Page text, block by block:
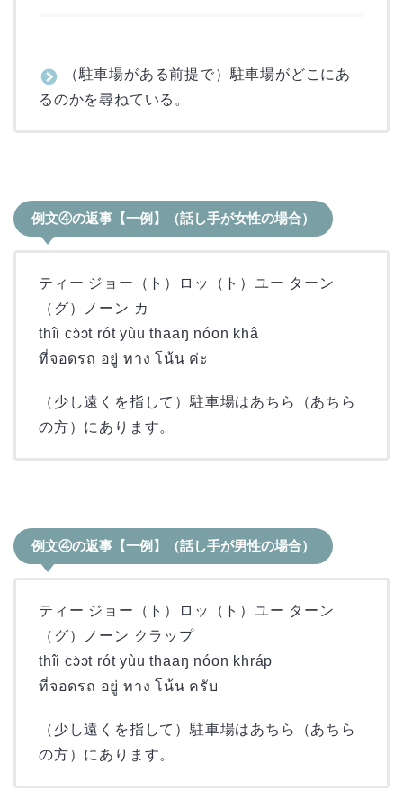
（駐車場がある前提で）駐車場がどこにあ
るのかを尋ねている。
例文④の返事【一例】（話し手が女性の場合）
ティー ジョー（ト）ロッ（ト）ユー ターン
（グ）ノーン カ
thîi cɔ̀ɔt rót yùu thaaŋ nóon khâ
ที่จอดรถ อยู่ ทาง โน้น ค่ะ
（少し遠くを指して）駐車場はあちら（あちら
の方）にあります。
例文④の返事【一例】（話し手が男性の場合）
ティー ジョー（ト）ロッ（ト）ユー ターン
（グ）ノーン クラップ
thîi cɔ̀ɔt rót yùu thaaŋ nóon khráp
ที่จอดรถ อยู่ ทาง โน้น ครับ
（少し遠くを指して）駐車場はあちら（あちら
の方）にあります。